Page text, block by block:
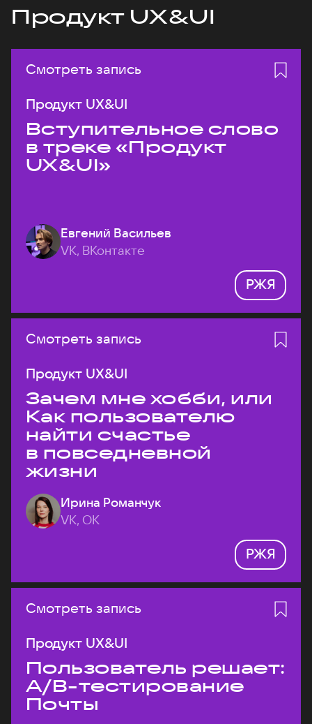
Продукт UX&UI
Смотреть запись
Продукт UX&UI
Вступительное слово
в треке «Продукт
UX&UI»
Евгений Васильев
VK, ВКонтакте
РЖЯ
Смотреть запись
Продукт UX&UI
Зачем мне хобби, или
Как пользователю
найти счастье
в повседневной
жизни
Ирина Романчук
VK, ОК
РЖЯ
Смотреть запись
Продукт UX&UI
Пользователь решает:
A/B-тестирование
Почты